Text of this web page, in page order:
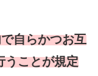
自らかつお互
うことが規定